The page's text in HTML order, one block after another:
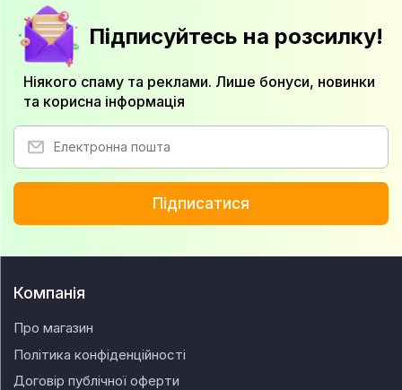
Підписуйтесь на розсилку!
Ніякого спаму та реклами. Лише бонуси, новинки
та корисна інформація
Підписатися
Компанія
Про магазин
Політика конфіденційності
Договір публічної оферти